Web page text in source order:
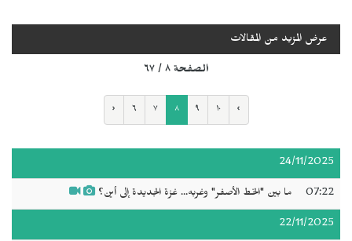
عرض المزيد من المقالات
الصفحة ٨ / ٦٧
‹ ٦ ٧ ٨ ٩ ١٠ ›
24/11/2025
07:22 ما بين "الخط الأصفر" وغربه... غزة الجديدة إلى أين؟
22/11/2025